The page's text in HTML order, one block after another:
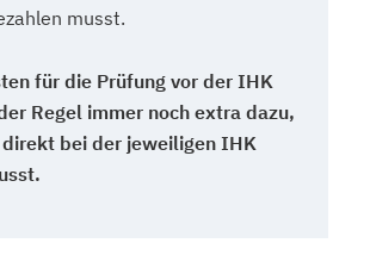
musst.
für die Prüfung vor der IHK
Regel immer noch extra dazu,
bei der jeweiligen IHK